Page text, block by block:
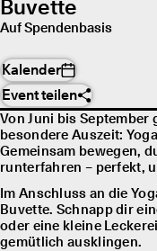
Buvette
Auf Spendenbasis
Kalender
Event teilen
Von Juni bis
besondere Auszeit:
Gemeinsam bewegen,
runterfahren – perfekt,
Im Anschluss an die
Buvette. Schnapp dir
oder eine kleine
gemütlich ausklingen.